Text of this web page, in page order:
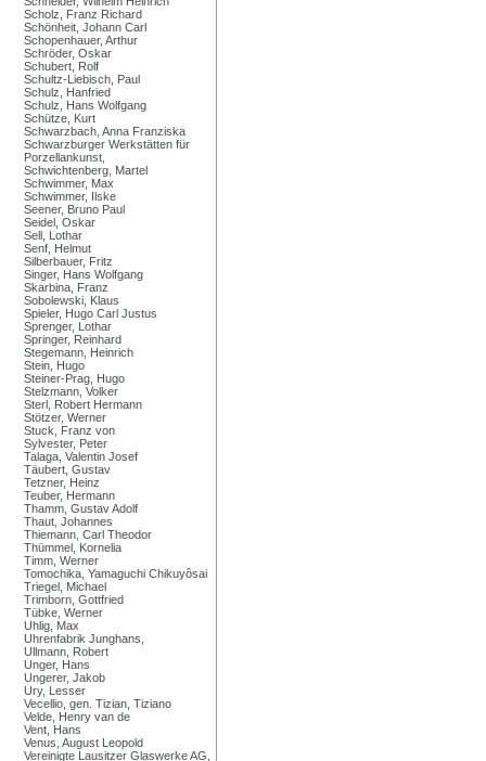
Scholz, Franz Richard
Schönheit, Johann Carl
Schopenhauer, Arthur
Schröder, Oskar
Schubert, Rolf
Schultz-Liebisch, Paul
Schulz, Hanfried
Schulz, Hans Wolfgang
Schütze, Kurt
Schwarzbach, Anna Franziska
Schwarzburger Werkstätten für
Porzellankunst,
Schwichtenberg, Martel
Schwimmer, Max
Schwimmer, Ilske
Seener, Bruno Paul
Seidel, Oskar
Sell, Lothar
Senf, Helmut
Silberbauer, Fritz
Singer, Hans Wolfgang
Skarbina, Franz
Sobolewski, Klaus
Spieler, Hugo Carl Justus
Sprenger, Lothar
Springer, Reinhard
Stegemann, Heinrich
Stein, Hugo
Steiner-Prag, Hugo
Stelzmann, Volker
Sterl, Robert Hermann
Stötzer, Werner
Stuck, Franz von
Sylvester, Peter
Talaga, Valentin Josef
Täubert, Gustav
Tetzner, Heinz
Teuber, Hermann
Thamm, Gustav Adolf
Thaut, Johannes
Thiemann, Carl Theodor
Thümmel, Kornelia
Timm, Werner
Tomochika, Yamaguchi Chikuyôsai
Triegel, Michael
Trimborn, Gottfried
Tübke, Werner
Uhlig, Max
Uhrenfabrik Junghans,
Ullmann, Robert
Unger, Hans
Ungerer, Jakob
Ury, Lesser
Vecellio, gen. Tizian, Tiziano
Velde, Henry van de
Vent, Hans
Venus, August Leopold
Vereinigte Lausitzer Glaswerke AG,